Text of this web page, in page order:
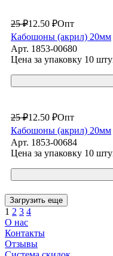
25 ₽12.50 ₽Опт
Кабошоны (акрил) 20мм
Арт. 1853-00680
Цена за упаковку 10
25 ₽12.50 ₽Опт
Кабошоны (акрил) 20мм
Арт. 1853-00684
Цена за упаковку 10
Загрузить еще
1 2 3 4
О нас
Контакты
Отзывы